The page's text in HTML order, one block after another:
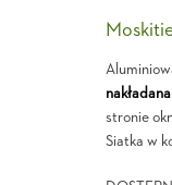
stronie
Siatka w